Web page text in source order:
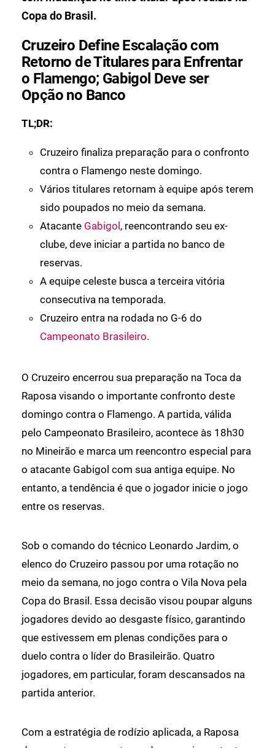
Copa do Brasil.
Cruzeiro Define Escalação com
Retorno de Titulares para Enfrentar
o Flamengo; Gabigol Deve ser
Opção no Banco
TL;DR:
Cruzeiro finaliza preparação para o confronto
contra o Flamengo neste domingo.
Vários titulares retornam à equipe após terem
sido poupados no meio da semana.
Atacante Gabigol , reencontrando seu ex-
clube, deve iniciar a partida no banco de
reservas.
A equipe celeste busca a terceira vitória
consecutiva na temporada.
Cruzeiro entra na rodada no G-6 do
Campeonato Brasileiro.
O Cruzeiro encerrou sua preparação na Toca da
Raposa visando o importante confronto deste
domingo contra o Flamengo. A partida, válida
pelo Campeonato Brasileiro, acontece às 18h30
no Mineirão e marca um reencontro especial para
o atacante Gabigol com sua antiga equipe. No
entanto, a tendência é que o jogador inicie o jogo
entre os reservas.
Sob o comando do técnico Leonardo Jardim, o
elenco do Cruzeiro passou por uma rotação no
meio da semana, no jogo contra o Vila Nova pela
Copa do Brasil. Essa decisão visou poupar alguns
jogadores devido ao desgaste físico, garantindo
que estivessem em plenas condições para o
duelo contra o líder do Brasileirão. Quatro
jogadores, em particular, foram descansados na
partida anterior.
Com a estratégia de rodízio aplicada, a Raposa